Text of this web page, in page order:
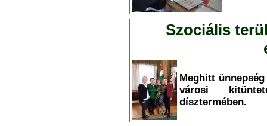
Szociális
Meghitt
városi
dísztermében.